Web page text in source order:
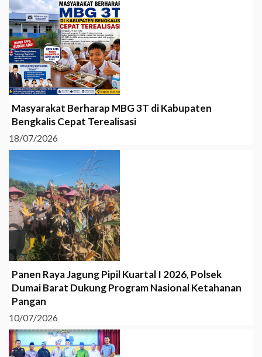
Masyarakat Berharap MBG 3T di Kabupaten
Bengkalis Cepat Terealisasi
18/07/2026
Panen Raya Jagung Pipil Kuartal I 2026, Polsek
Dumai Barat Dukung Program Nasional Ketahanan
Pangan
10/07/2026